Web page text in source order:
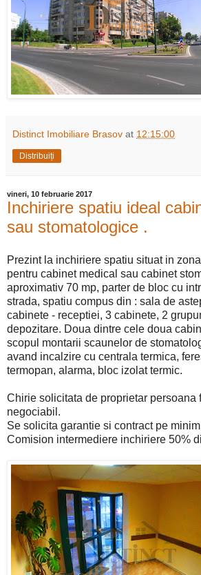
Distinct Imobiliare Brasov at 12:15:00
Distribuiți
vineri, 10 februarie 2017
Inchiriere spatiu ideal
sau stomatologice .
Prezint la inchiriere spatiu situat in
pentru cabinet medical sau cabinet
aproximativ 70 mp, parter de bloc cu
strada, spatiu compus din : sala de
cabinete - receptiei, 3 cabinete, 2
depozitare. Doua dintre cele doua
scopul montarii scaunelor de
avand incalzire cu centrala termica,
termopan, alarma, bloc izolat termic.
Chirie solicitata de proprietar persoana
negociabil.
Se solicita garantie si contract pe
Comision intermediere inchiriere 50%